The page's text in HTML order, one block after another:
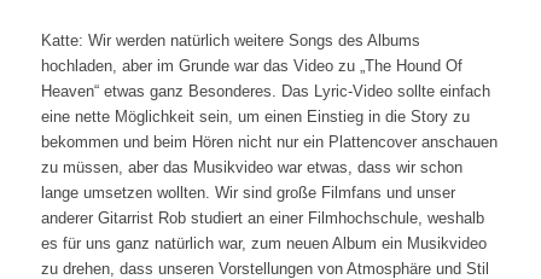
Katte: Wir werden natürlich weitere Songs des Albums
hochladen, aber im Grunde war das Video zu „The Hound Of
Heaven“ etwas ganz Besonderes. Das Lyric-Video sollte einfach
eine nette Möglichkeit sein, um einen Einstieg in die Story zu
bekommen und beim Hören nicht nur ein Plattencover anschauen
zu müssen, aber das Musikvideo war etwas, dass wir schon
lange umsetzen wollten. Wir sind große Filmfans und unser
anderer Gitarrist Rob studiert an einer Filmhochschule, weshalb
es für uns ganz natürlich war, zum neuen Album ein Musikvideo
zu drehen, dass unseren Vorstellungen von Atmosphäre und Stil